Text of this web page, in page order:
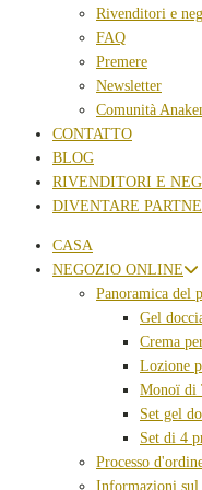
Rivenditori e
FAQ
Premere
Newsletter
Comunità
CONTATTO
BLOG
RIVENDITORI E
DIVENTARE
CASA
NEGOZIO ONLINE
Panoramica del
Gel
Crema
Lozione
Monoï di
Set gel
Set di 4
Processo
Informazioni sul